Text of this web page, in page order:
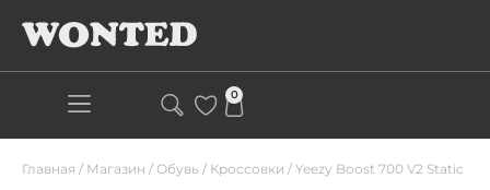
0
Главная / Магазин / Обувь / Кроссовки / Yeezy Boost 700 V2 Static